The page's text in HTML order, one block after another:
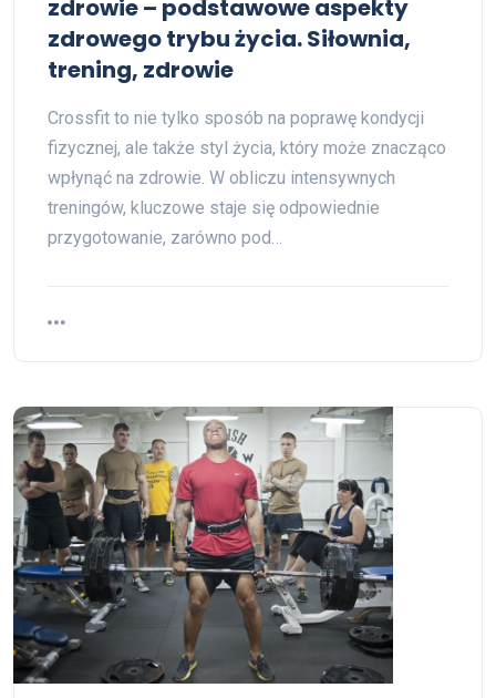
zdrowie – podstawowe aspekty
zdrowego trybu życia. Siłownia,
trening, zdrowie
Crossfit to nie tylko sposób na poprawę kondycji
fizycznej, ale także styl życia, który może znacząco
wpłynąć na zdrowie. W obliczu intensywnych
treningów, kluczowe staje się odpowiednie
przygotowanie, zarówno pod…